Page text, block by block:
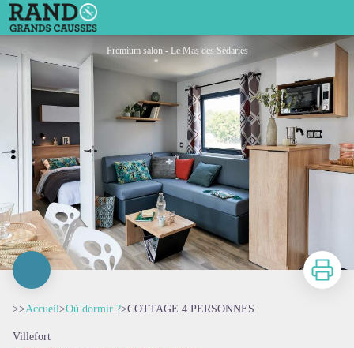
COTTAGE 4 PERSONNES
Premium salon - Le Mas des Sédariès
Imprimer
>>Accueil>Où dormir ?>COTTAGE 4 PERSONNES
Villefort